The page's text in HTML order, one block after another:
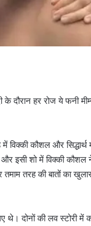
दौरान हर रोज ये फनी
कौशल और सिद्धार्थ
इसी शो में विक्की कौशल ने
तरह की बातों का
दोनों की लव स्टोरी में